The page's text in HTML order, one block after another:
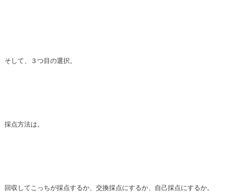
そして、３つ目の選択。
採点方法は。
回収してこっちが採点するか、交換採点にするか、自己採点にするか。